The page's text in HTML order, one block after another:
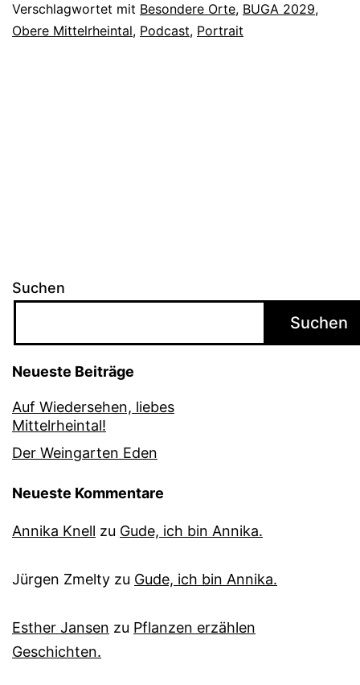
Verschlagwortet mit Besondere Orte, BUGA 2029,
Obere Mittelrheintal, Podcast, Portrait
Suchen
Suchen
Neueste Beiträge
Auf Wiedersehen, liebes
Mittelrheintal!
Der Weingarten Eden
Neueste Kommentare
Annika Knell zu Gude, ich bin Annika.
Jürgen Zmelty zu Gude, ich bin Annika.
Esther Jansen zu Pflanzen erzählen
Geschichten.